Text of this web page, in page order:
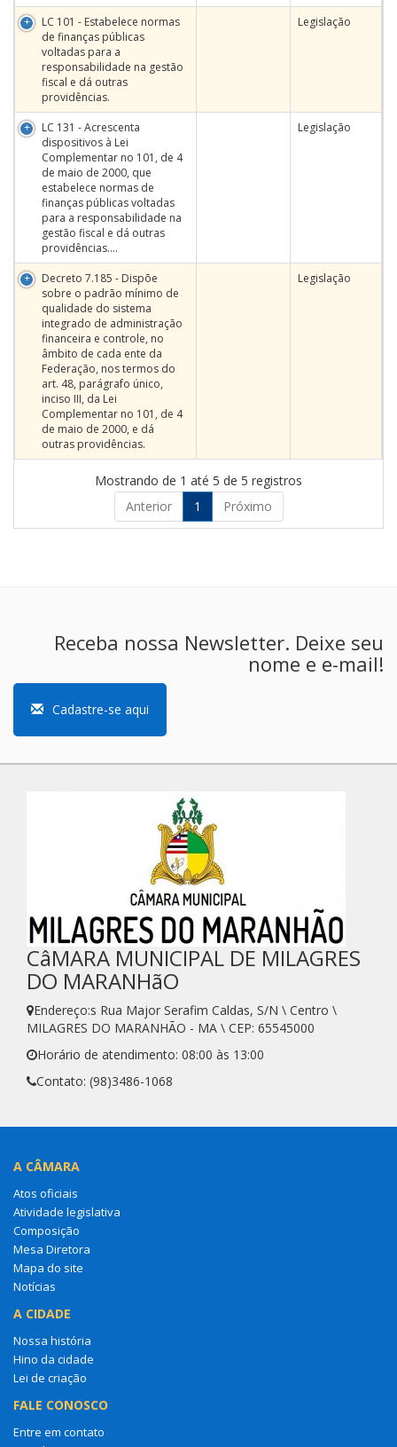
LC 101 - Estabelece normas
de finanças públicas
voltadas para a
responsabilidade na gestão
fiscal e dá outras
providências.
Legislação
LC 131 - Acrescenta
dispositivos à Lei
Complementar no 101, de 4
de maio de 2000, que
estabelece normas de
finanças públicas voltadas
para a responsabilidade na
gestão fiscal e dá outras
providências....
Legislação
Decreto 7.185 - Dispõe
sobre o padrão mínimo de
qualidade do sistema
integrado de administração
financeira e controle, no
âmbito de cada ente da
Federação, nos termos do
art. 48, parágrafo único,
inciso III, da Lei
Complementar no 101, de 4
de maio de 2000, e dá
outras providências.
Legislação
Mostrando de 1 até 5 de 5 registros
Anterior
1 Próximo
Receba nossa Newsletter. Deixe seu
nome e e-mail!
Cadastre-se aqui
CâMARA MUNICIPAL DE MILAGRES
DO MARANHãO
Endereço:s Rua Major Serafim Caldas, S/N \ Centro \
MILAGRES DO MARANHÃO - MA \ CEP: 65545000
Horário de atendimento: 08:00 às 13:00
Contato: (98)3486-1068
A CÂMARA
Atos oficiais
Atividade legislativa
Composição
Mesa Diretora
Mapa do site
Notícias
A CIDADE
Nossa história
Hino da cidade
Lei de criação
FALE CONOSCO
Entre em contato